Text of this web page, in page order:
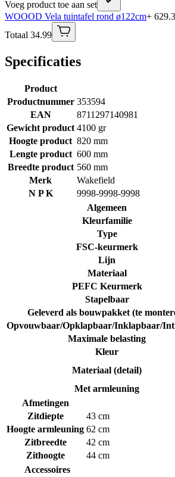
Voeg product toe aan set
WOOOD Vela tuintafel rond ø122cm+
Totaal 34.99
Specificaties
Product
Productnummer 353594
EAN
8711297140981
Gewicht product 4100 gr
Hoogte product 820 mm
Lengte product 600 mm
Breedte product 560 mm
Merk
Wakefield
N P K
9998-9998-9998
Algemeen
Kleurfamilie
Type
FSC-keurmerk
Lijn
Materiaal
PEFC Keurmerk
Stapelbaar
Geleverd als bouwpakket (te
Opvouwbaar/Opklapbaar/Inklapbaar/
Maximale belasting
Kleur
Materiaal (detail)
Met armleuning
Afmetingen
Zitdiepte
43 cm
Hoogte armleuning 62 cm
Zitbreedte
42 cm
Zithoogte
44 cm
Accessoires